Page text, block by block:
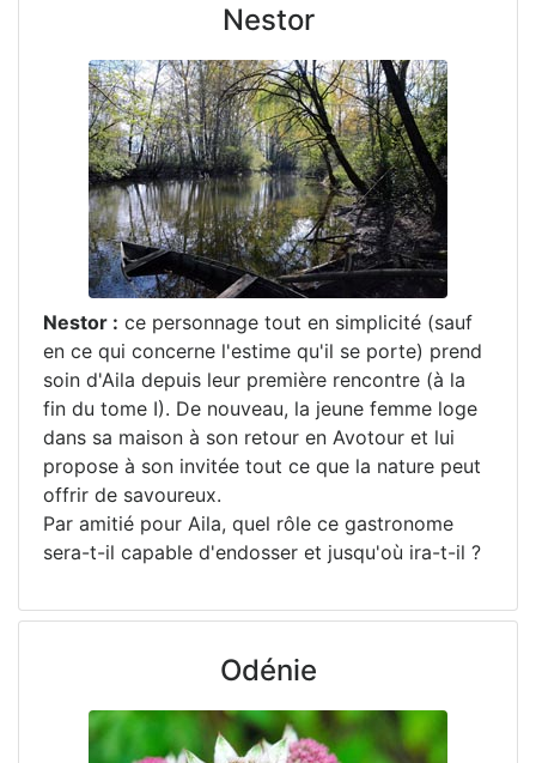
Nestor
Nestor : ce personnage tout en simplicité (sauf
en ce qui concerne l'estime qu'il se porte) prend
soin d'Aila depuis leur première rencontre (à la
fin du tome I). De nouveau, la jeune femme loge
dans sa maison à son retour en Avotour et lui
propose à son invitée tout ce que la nature peut
offrir de savoureux.
Par amitié pour Aila, quel rôle ce gastronome
sera-t-il capable d'endosser et jusqu'où ira-t-il ?
Odénie